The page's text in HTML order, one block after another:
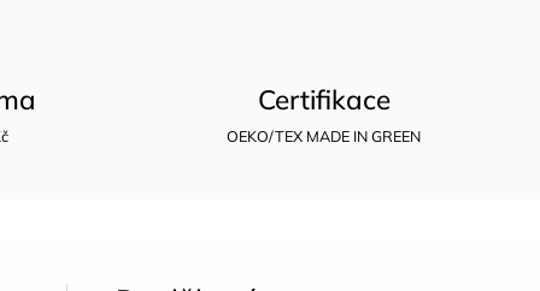
Certifikace
OEKO/TEX MADE IN GREEN